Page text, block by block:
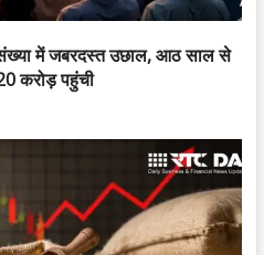
में जबरदस्त उछाल, आठ साल से
करोड़ पहुंची